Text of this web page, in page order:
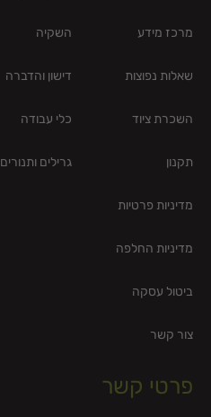
מרכז מידע
שאלות נפוצות
השכרת ציוד
תקנון
מדיניות פרטיות
מדיניות החלפה
ביטול עסקה
צור קשר
השקיה
דישון והדברה
כלי עבודה
גרילים ותנורים
פרטי קשר